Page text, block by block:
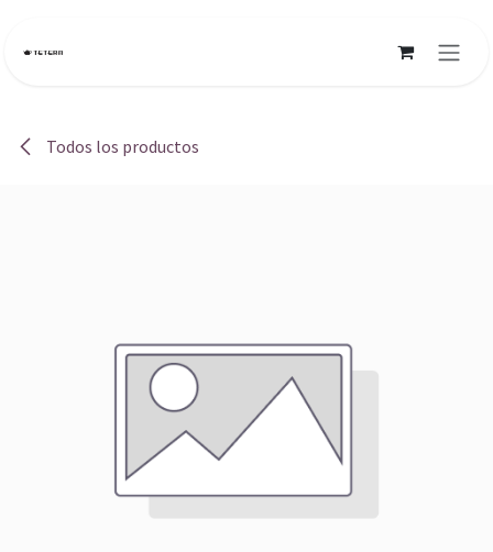
Todos los productos